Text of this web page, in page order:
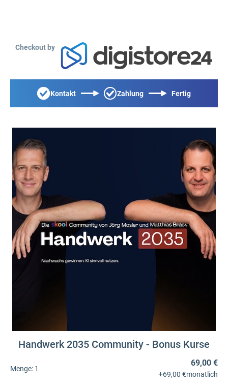
Checkout by
Kontakt Zahlung Fertig
Handwerk 2035 Community - Bonus Kurse
Menge: 1
69,00 €
+69,00 €monatlich